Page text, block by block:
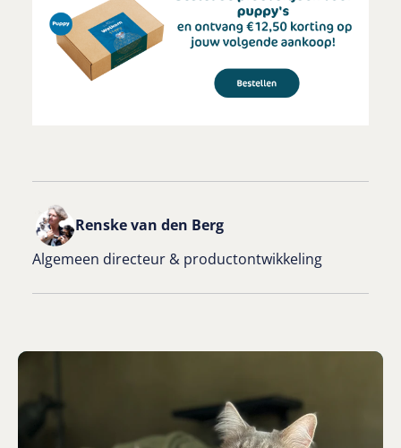
Renske van den Berg
Algemeen directeur & productontwikkeling